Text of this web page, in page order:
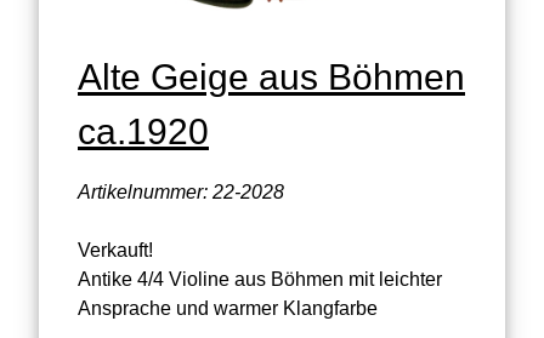
Alte Geige aus Böhmen
ca.1920
Artikelnummer: 22-2028
Verkauft!
Antike 4/4 Violine aus Böhmen mit leichter
Ansprache und warmer Klangfarbe